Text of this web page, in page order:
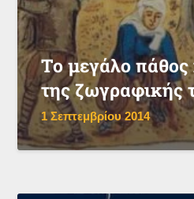
Το μεγάλο πάθος
της ζωγραφικής
1 Σεπτεμβρίου 2014